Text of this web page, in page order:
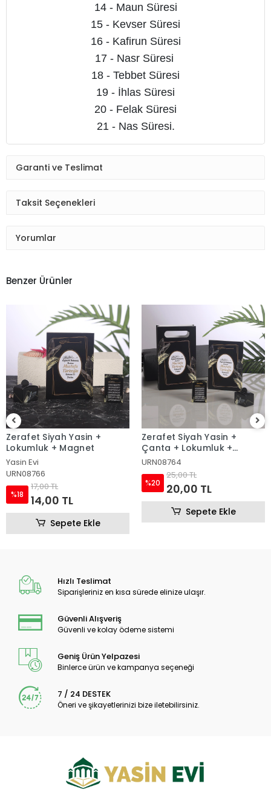
14 - Maun Süresi
15 - Kevser Süresi
16 - Kafirun Süresi
17 - Nasr Süresi
18 - Tebbet Süresi
19 - İhlas Süresi
20 - Felak Süresi
21 - Nas Süresi.
Garanti ve Teslimat
Taksit Seçenekleri
Yorumlar
Benzer Ürünler
Zerafet Siyah Yasin +
Çanta + Lokumluk +
Magnet
URN08764
25,00 TL
20,00 TL
Sepete Ekle
Zerafet Siyah Tül Kese +
Yasin + Tesbih
Yasin Evi
URN08779
%17
35,00 TL
29,00 TL
Sepete Ekle
Hızlı Teslimat
Siparişleriniz en kısa sürede elinize ulaşır.
Güvenli Alışveriş
Güvenli ve kolay ödeme sistemi
Geniş Ürün Yelpazesi
Binlerce ürün ve kampanya seçeneği
7 / 24 DESTEK
Öneri ve şikayetlerinizi bize iletebilirsiniz.